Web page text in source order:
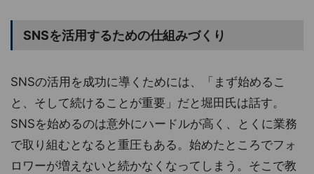
SNSを活用するための仕組みづくり
SNSの活用を成功に導くためには、「まず始めるこ
と、そして続けることが重要」だと堀田氏は話す。
SNSを始めるのは意外にハードルが高く、とくに業務
で取り組むとなると重圧もある。始めたところでフォ
ロワーが増えないと続かなくなってしまう。そこで教